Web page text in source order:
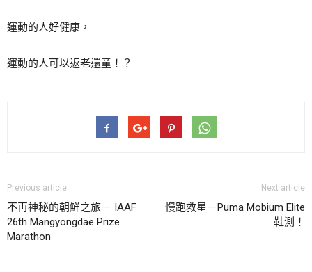
運動的人好健康，
運動的人可以返老還童！？
Previous article
不再神秘的朝鮮之旅－ IAAF
26th Mangyongdae Prize
Marathon
Next article
慢跑救星－Puma Mobium Elite
鞋測！